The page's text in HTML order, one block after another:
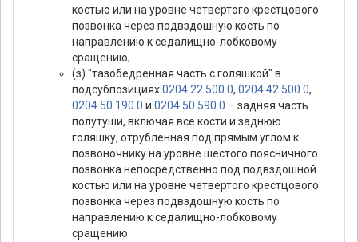
костью или на уровне четвертого крестцового
позвонка через подвздошную кость по
направлению к седалищно-лобковому
сращению;
(з) "тазобедренная часть с голяшкой" в
подсубпозициях0204 22 500 0, 0204 42 500 0,
0204 50 190 0 и 0204 50 590 0 – задняя часть
полутуши, включая все кости и заднюю
голяшку, отрубленная под прямым углом к
позвоночнику на уровне шестого поясничного
позвонка непосредственно под подвздошной
костью или на уровне четвертого крестцового
позвонка через подвздошную кость по
направлению к седалищно-лобковому
сращению.